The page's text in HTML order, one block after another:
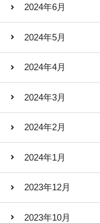
2024年6月
2024年5月
2024年4月
2024年3月
2024年2月
2024年1月
2023年12月
2023年10月